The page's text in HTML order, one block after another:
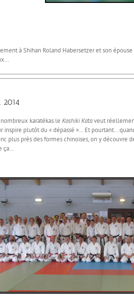
à Shihan Roland Habersetzer et son épouse
2014
karatékas le Koshiki Kataveut
inspire plutôt du « dépassé »… Et pourtant…
plus près des formes chinoises, on y découvre
ça…